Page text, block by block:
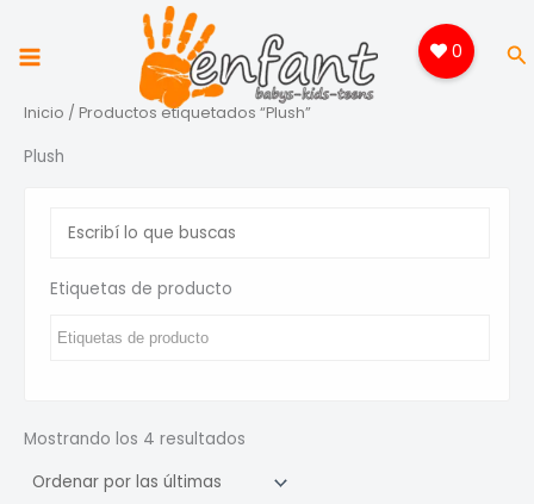
contenido
0
Inicio / Productos etiquetados “Plush”
Plush
Etiquetas de producto
Mostrando los 4 resultados